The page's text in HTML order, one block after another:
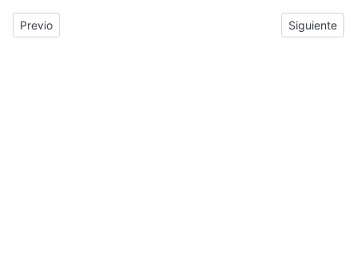
Previous article: ERASMUS+: Crónica del tercer y cuarto día de
Previo Next article:
Siguiente